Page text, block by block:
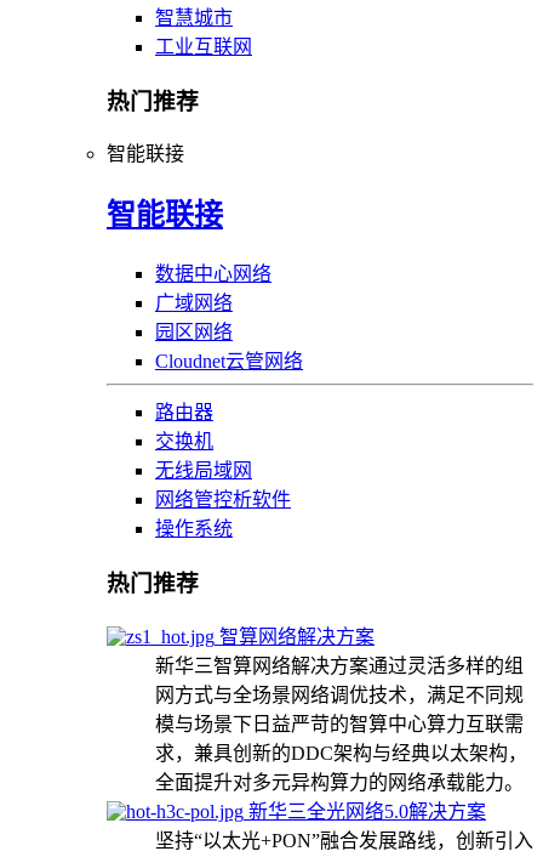
智慧城市
工业互联网
热门推荐
智能联接
智能联接
数据中心网络
广域网络
园区网络
Cloudnet云管网络
路由器
交换机
无线局域网
网络管控析软件
操作系统
热门推荐
智算网络解决方案
新华三智算网络解决方案通过灵活多样的组
网方式与全场景网络调优技术，满足不同规
模与场景下日益严苛的智算中心算力互联需
求，兼具创新的DDC架构与经典以太架构，
全面提升对多元异构算力的网络承载能力。
新华三全光网络5.0解决方案
坚持“以太光+PON”融合发展路线，创新引入